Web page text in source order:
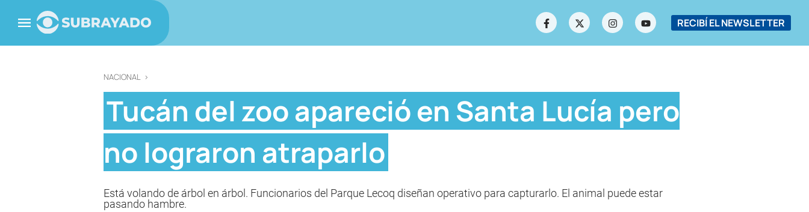
RECIBÍ EL NEWSLETTER
NACIONAL >
Tucán del zoo apareció en Santa Lucía pero
no lograron atraparlo
Está volando de árbol en árbol. Funcionarios del Parque Lecoq diseñan operativo para capturarlo. El animal puede estar
pasando hambre.